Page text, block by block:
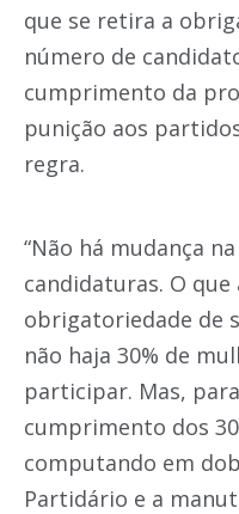
que se retira a
número de
cumprimento da
punição aos
regra.
“Não há mudança
candidaturas. O que
obrigatoriedade de
não haja 30% de
participar. Mas,
cumprimento dos
computando em
Partidário e a